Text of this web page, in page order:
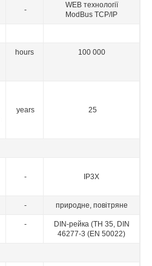
-
WEB технології
ModBus TCP/IP
hours 100 000
years 25
- IP3X
- природне, повітряне
-
DIN-рейка (TH 35, DIN
46277-3 (EN 50022)